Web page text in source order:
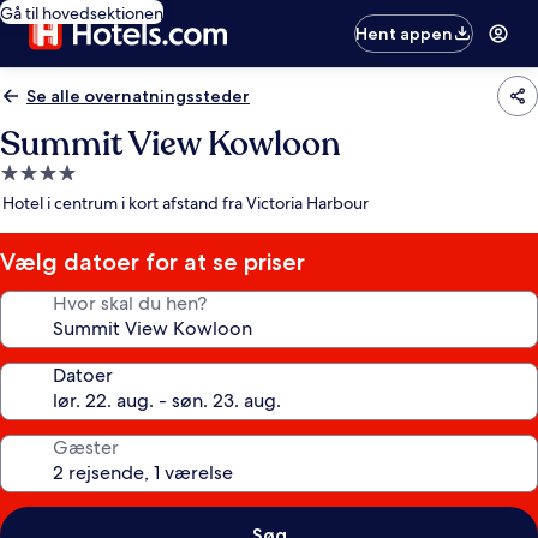
Gå til hovedsektionen
Hent appen
Se alle overnatningssteder
Summit View Kowloon
4.0-
stjernet
Hotel i centrum i kort afstand fra Victoria Harbour
Vælg datoer for at se priser
Hvor skal du hen?
Datoer
Gæster